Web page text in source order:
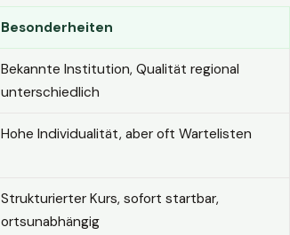
Besonderheiten
Bekannte Institution, Qualität regional
unterschiedlich
Hohe Individualität, aber oft Wartelisten
Strukturierter Kurs, sofort startbar,
ortsunabhängig